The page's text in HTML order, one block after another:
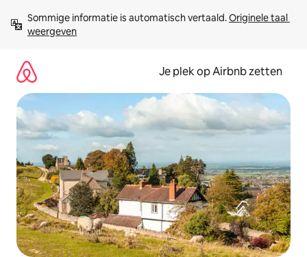
direct
naar
Sommige informatie is automatisch vertaald. Originele taal
weergeven
Je plek op Airbnb zetten